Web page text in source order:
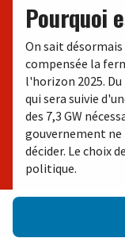
Pourquoi
On sait
compensée la
l'horizon 2025.
qui sera suivie
des 7,3 GW
gouvernement
décider. Le choix
politique.